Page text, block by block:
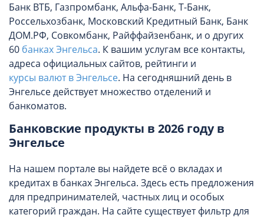
Банк ВТБ, Газпромбанк, Альфа-Банк, Т-Банк,
Россельхозбанк, Московский Кредитный Банк, Банк
ДОМ.РФ, Совкомбанк, Райффайзенбанк, и о других
60 банках Энгельса. К вашим услугам все контакты,
адреса официальных сайтов, рейтинги и
курсы валют в Энгельсе. На сегодняшний день в
Энгельсе действует множество отделений и
банкоматов.
Банковские продукты в 2026 году в
Энгельсе
На нашем портале вы найдете всё о вкладах и
кредитах в банках Энгельса. Здесь есть предложения
для предпринимателей, частных лиц и особых
категорий граждан. На сайте существует фильтр для